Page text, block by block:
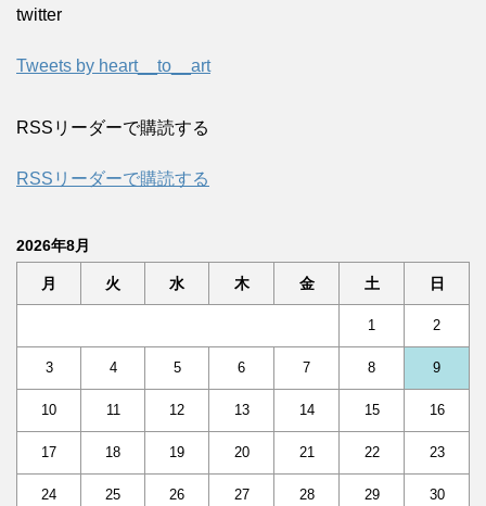
twitter
Tweets by heart__to__art
RSSリーダーで購読する
RSSリーダーで購読する
2026年8月
月 火 水 木 金 土 日
1 2
3 4 5 6 7 8 9
10 11 12 13 14 15 16
17 18 19 20 21 22 23
24 25 26 27 28 29 30